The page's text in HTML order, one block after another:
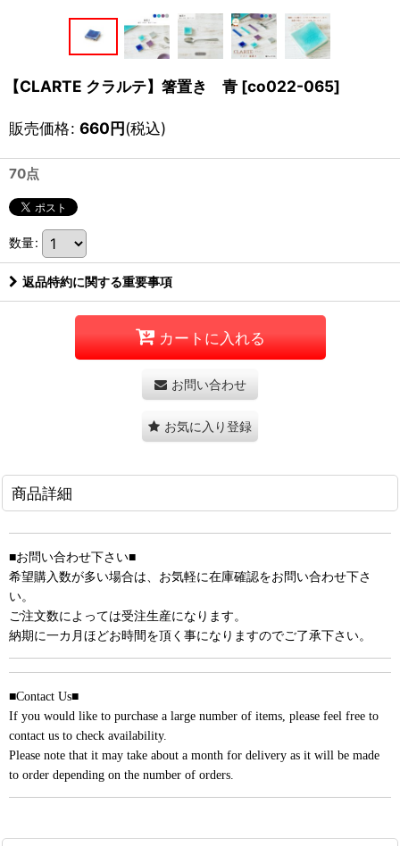
【CLARTE クラルテ】箸置き 青 [co022-065]
販売価格: 660円(税込)
70点
数量:
返品特約に関する重要事項
カートに入れる
お問い合わせ
お気に入り登録
商品詳細
■お問い合わせ下さい■
希望購入数が多い場合は、お気軽に在庫確認をお問い合わせ下さ
い。
ご注文数によっては受注生産になります。
納期に一カ月ほどお時間を頂く事になりますのでご了承下さい。
■Contact Us■
If you would like to purchase a large number of items, please feel free to
contact us to check availability.
Please note that it may take about a month for delivery as it will be made
to order depending on the number of orders.